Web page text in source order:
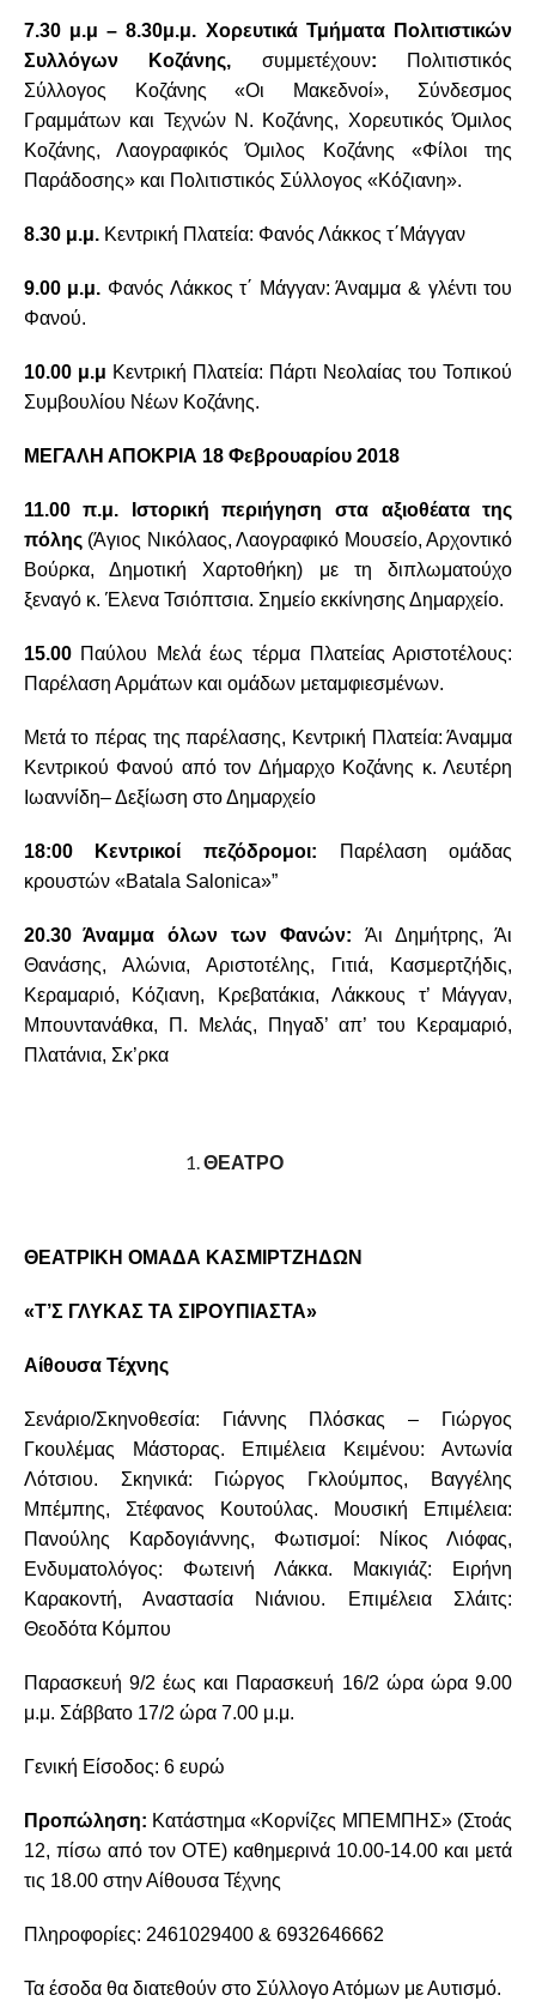
7.30 μ.μ – 8.30μ.μ. Χορευτικά Τμήματα Πολιτιστικών
Συλλόγων Κοζάνης, συμμετέχουν: Πολιτιστικός
Σύλλογος Κοζάνης «Οι Μακεδνοί», Σύνδεσμος
Γραμμάτων και Τεχνών Ν. Κοζάνης, Χορευτικός Όμιλος
Κοζάνης, Λαογραφικός Όμιλος Κοζάνης «Φίλοι της
Παράδοσης» και Πολιτιστικός Σύλλογος «Κόζιανη».
8.30 μ.μ.Κεντρική Πλατεία: Φανός Λάκκος τ΄Μάγγαν
9.00 μ.μ. Φανός Λάκκος τ΄ Μάγγαν: Άναμμα & γλέντι του
Φανού.
10.00 μ.μ Κεντρική Πλατεία: Πάρτι Νεολαίας του Τοπικού
Συμβουλίου Νέων Κοζάνης.
ΜΕΓΑΛΗ ΑΠΟΚΡΙΑ 18 Φεβρουαρίου 2018
11.00 π.μ.
Ιστορική περιήγηση στα αξιοθέατα της
πόλης (Άγιος Νικόλαος, Λαογραφικό Μουσείο, Αρχοντικό
Βούρκα, Δημοτική Χαρτοθήκη) με τη διπλωματούχο
ξεναγό κ. Έλενα Τσιόπτσια. Σημείο εκκίνησης Δημαρχείο.
15.00Παύλου Μελά έως τέρμα Πλατείας Αριστοτέλους:
Παρέλαση Αρμάτων και ομάδων μεταμφιεσμένων.
Μετά το πέρας της παρέλασης, Κεντρική Πλατεία: Άναμμα
Κεντρικού Φανού από τον Δήμαρχο Κοζάνης κ. Λευτέρη
Ιωαννίδη– Δεξίωση στο Δημαρχείο
18:00 Κεντρικοί πεζόδρομοι: Παρέλαση ομάδας
κρουστών «Batala Salonica»”
20.30 Άναμμα όλων των Φανών: Άι Δημήτρης, Άι
Θανάσης, Αλώνια, Αριστοτέλης, Γιτιά, Κασμερτζήδις,
Κεραμαριό, Κόζιανη, Κρεβατάκια, Λάκκους τ’ Μάγγαν,
Μπουντανάθκα, Π. Μελάς, Πηγαδ’ απ’ του Κεραμαριό,
Πλατάνια, Σκ’ρκα
ΘΕΑΤΡΟ
ΘΕΑΤΡΙΚΗ ΟΜΑΔΑ ΚΑΣΜΙΡΤΖΗΔΩΝ
«Τ’Σ ΓΛΥΚΑΣ ΤΑ ΣΙΡΟΥΠΙΑΣΤΑ»
Αίθουσα Τέχνης
Σενάριο/Σκηνοθεσία: Γιάννης Πλόσκας – Γιώργος
Γκουλέμας Μάστορας. Επιμέλεια Κειμένου: Αντωνία
Λότσιου. Σκηνικά: Γιώργος Γκλούμπος, Βαγγέλης
Μπέμπης, Στέφανος Κουτούλας. Μουσική Επιμέλεια:
Πανούλης Καρδογιάννης, Φωτισμοί: Νίκος Λιόφας,
Ενδυματολόγος: Φωτεινή Λάκκα. Μακιγιάζ: Ειρήνη
Καρακοντή, Αναστασία Νιάνιου. Επιμέλεια Σλάιτς:
Θεοδότα Κόμπου
Παρασκευή 9/2 έως και Παρασκευή 16/2 ώρα ώρα 9.00
μ.μ. Σάββατο 17/2 ώρα 7.00 μ.μ.
Γενική Είσοδος: 6 ευρώ
Προπώληση: Κατάστημα «Κορνίζες ΜΠΕΜΠΗΣ» (Στοάς
12, πίσω από τον ΟΤΕ) καθημερινά 10.00-14.00 και μετά
τις 18.00 στην Αίθουσα Τέχνης
Πληροφορίες: 2461029400 & 6932646662
Τα έσοδα θα διατεθούν στο Σύλλογο Ατόμων με Αυτισμό.